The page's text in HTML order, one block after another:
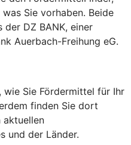
Sie vorhaben. Beide
der DZ BANK, einer
Auerbach-Freihung eG.
wie Sie Fördermittel für Ihr
finden Sie dort
aktuellen
und der Länder.